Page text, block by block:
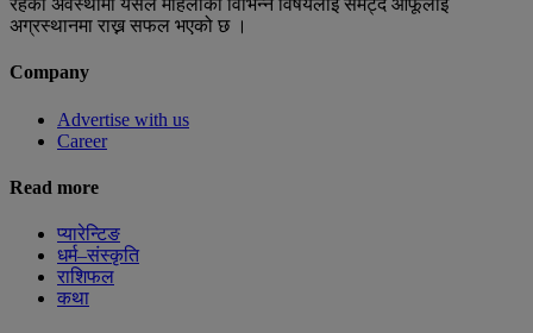
रहेको अवस्थामा यसले महिलाका विभिन्न विषयलार्ई समेट्दै आफूलार्ई
अग्रस्थानमा राख्न सफल भएको छ ।
Company
Advertise with us
Career
Read more
प्यारेन्टिङ
धर्म–संस्कृति
राशिफल
कथा